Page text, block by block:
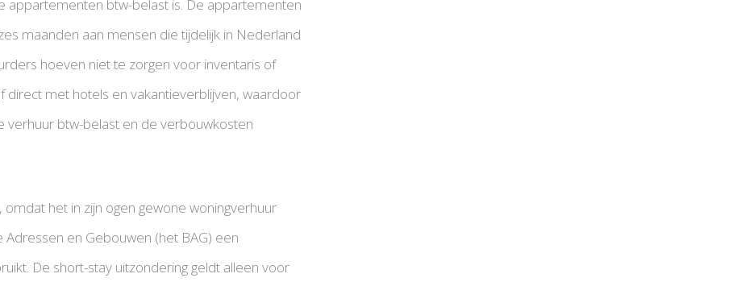
appartementen btw-belast is. De appartementen
maanden aan mensen die tijdelijk in Nederland
hoeven niet te zorgen voor inventaris of
met hotels en vakantieverblijven, waardoor
verhuur btw-belast en de verbouwkosten
het in zijn ogen gewone woningverhuur
en Gebouwen (het BAG) een
De short-stay uitzondering geldt alleen voor